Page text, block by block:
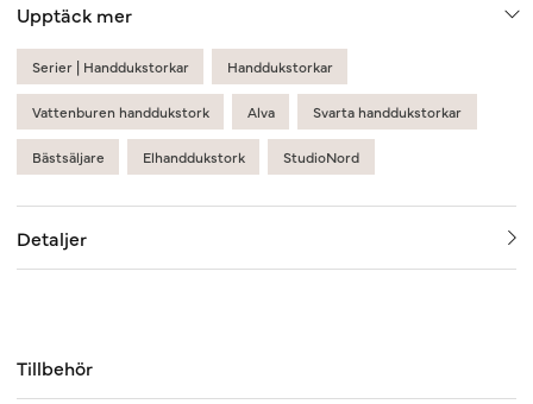
Upptäck mer
Serier | Handdukstorkar Handdukstorkar
Vattenburen handdukstork Alva Svarta handdukstorkar
Bästsäljare Elhanddukstork StudioNord
Detaljer
Tillbehör